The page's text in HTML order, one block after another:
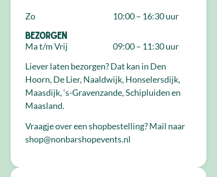
Zo
10:00 – 16:30 uur
Bezorgen
Ma t/m Vrij
09:00 – 11:30 uur
Liever laten bezorgen? Dat kan in Den
Hoorn, De Lier, Naaldwijk, Honselersdijk,
Maasdijk, ‘s-Gravenzande, Schipluiden en
Maasland.
Vraagje over een shopbestelling? Mail naar
shop@nonbarshopevents.nl